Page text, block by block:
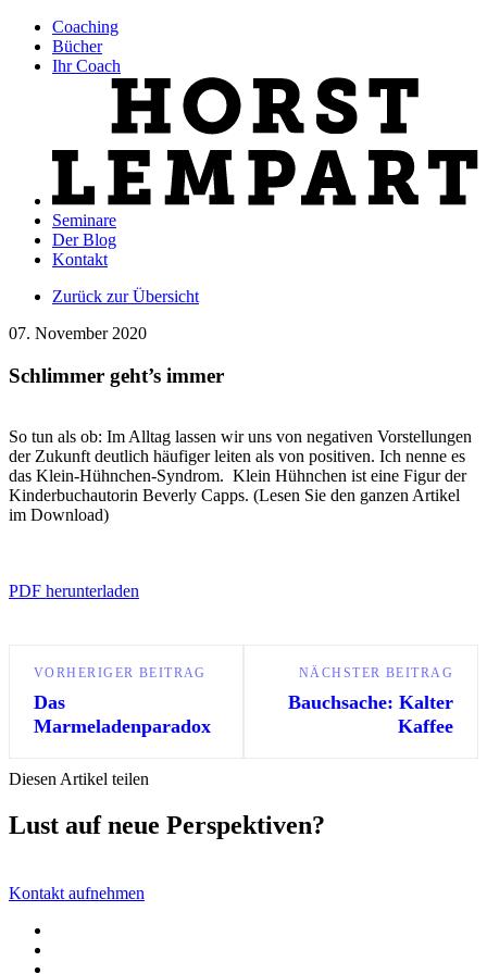
Coaching
Bücher
Ihr Coach
Seminare
Der Blog
Kontakt
Zurück zur Übersicht
07. November 2020
Schlimmer geht’s immer
So tun als ob: Im Alltag lassen wir uns von negativen Vorstellungen
der Zukunft deutlich häufiger leiten als von positiven. Ich nenne es
das Klein-Hühnchen-Syndrom. Klein Hühnchen ist eine Figur der
Kinderbuchautorin Beverly Capps. (Lesen Sie den ganzen Artikel
im Download)
PDF herunterladen
VORHERIGER BEITRAG
Das
Marmeladenparadox
NÄCHSTER BEITRAG
Bauchsache: Kalter
Kaffee
Diesen Artikel teilen
Lust auf neue Perspektiven?
Kontakt aufnehmen